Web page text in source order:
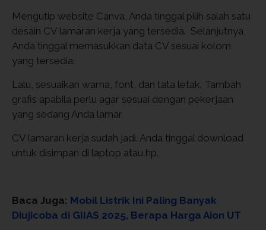
Mengutip website Canva, Anda tinggal pilih salah satu
desain CV lamaran kerja yang tersedia. Selanjutnya,
Anda tinggal memasukkan data CV sesuai kolom
yang tersedia.
Lalu, sesuaikan warna, font, dan tata letak. Tambah
grafis apabila perlu agar sesuai dengan pekerjaan
yang sedang Anda lamar.
CV lamaran kerja sudah jadi. Anda tinggal download
untuk disimpan di laptop atau hp.
Baca Juga: Mobil Listrik Ini Paling Banyak
Diujicoba di GIIAS 2025, Berapa Harga Aion UT